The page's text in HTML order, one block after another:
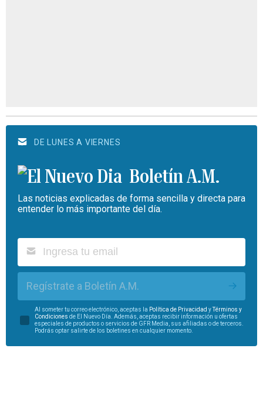
DE LUNES A VIERNES
Boletín A.M.
Las noticias explicadas de forma sencilla y directa para
entender lo más importante del día.
Regístrate a Boletín A.M.
Al someter tu correo electrónico, aceptas la Política de Privacidad yTérminos y
Condiciones de El Nuevo Día. Además, aceptas recibir información u ofertas
especiales de productos o servicios de GFR Media, sus afiliadas o de terceros.
Podrás optar salirte de los boletines en cualquier momento.